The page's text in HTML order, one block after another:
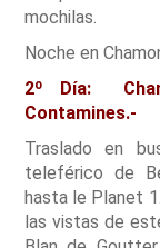
mochilas.
Noche en
2º Día:
Contamines.-
Traslado en
teleférico de
hasta le Planet
las vistas de